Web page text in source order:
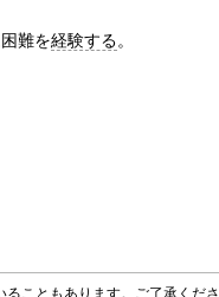
難を経験する。
こともあります。ご了承くださ